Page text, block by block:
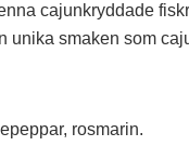
cajunkryddade
unika smaken som
rosmarin.